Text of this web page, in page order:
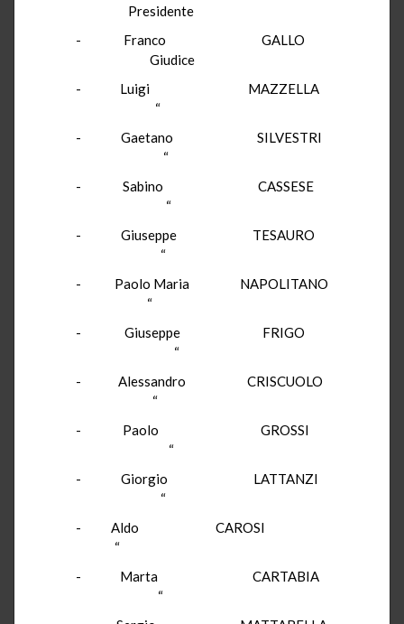
Presidente
- Franco GALLO
Giudice
- Luigi MAZZELLA
“
- Gaetano SILVESTRI
“
- Sabino CASSESE
“
- Giuseppe TESAURO
“
- Paolo Maria NAPOLITANO
“
- Giuseppe FRIGO
“
- Alessandro CRISCUOLO
“
- Paolo GROSSI
“
- Giorgio LATTANZI
“
- Aldo CAROSI
“
- Marta CARTABIA
“